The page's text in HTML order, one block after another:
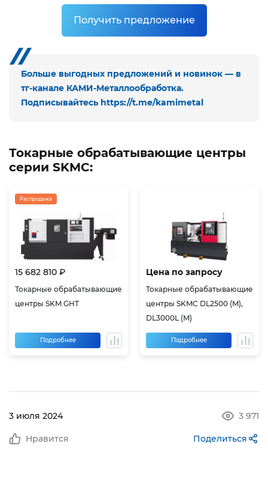
Получить предложение
Больше выгодных предложений и новинок — в
тг-канале КАМИ-Металлообработка.
Подписывайтесь https://t.me/kamimetal
Токарные обрабатывающие центры
серии SKMC:
Распродажа
15 682 810 ₽
Токарные обрабатывающие
центры SKM GHT
Подробнее
Цена по запросу
Токарные обрабатывающие
центры SKMC DL2500 (M),
DL3000L (M)
Подробнее
3 июля 2024 3 971
Нравится Поделиться